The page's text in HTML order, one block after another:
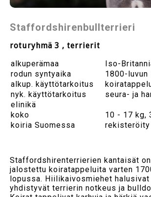
Staffordshirenbullterrieri
roturyhmä 3 , terrierit
alkuperämaa
Iso-
rodun syntyaika
1800-luvun
alkup. käyttötarkoitus
nyk. käyttötarkoitus
seura- ja
elinikä
koko
10 - 17 kg,
koiria Suomessa
Staffordshirenterrierien kantaisät
jalostettu koiratappeluita varten
lopussa. Hiilikaivosmiehet
yhdistyvät terrierin notkeus ja